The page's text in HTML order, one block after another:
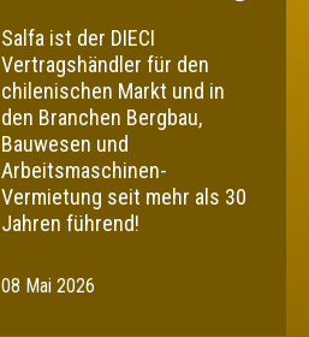
Salfa ist der DIECI
Vertragshändler für den
chilenischen Markt und in
den Branchen Bergbau,
Bauwesen und
Arbeitsmaschinen-
Vermietung seit mehr als 30
Jahren führend!
08 Mai 2026